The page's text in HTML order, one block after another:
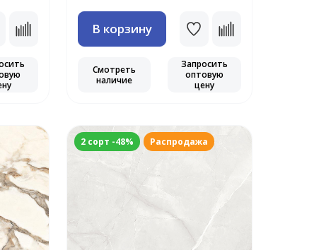
В корзину
Смотреть
наличие
Запросить
оптовую
цену
2 сорт -48% Распродажа